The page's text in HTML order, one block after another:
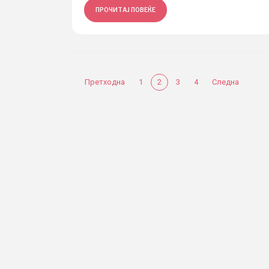
ПРОЧИТАЈ ПОВЕЌЕ
Претходна 1 2 3 4 Следна